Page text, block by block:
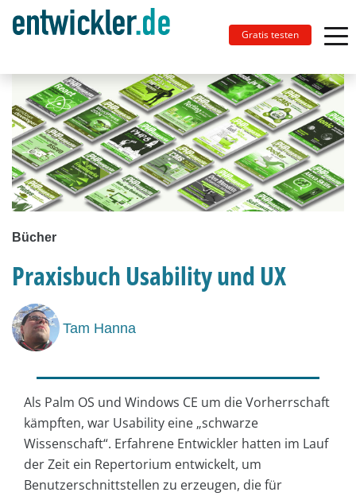
Gratis testen
Bücher
Praxisbuch Usability und UX
Tam Hanna
Als Palm OS und Windows CE um die Vorherrschaft
kämpften, war Usability eine „schwarze
Wissenschaft“. Erfahrene Entwickler hatten im Lauf
der Zeit ein Repertorium entwickelt, um
Benutzerschnittstellen zu erzeugen, die für